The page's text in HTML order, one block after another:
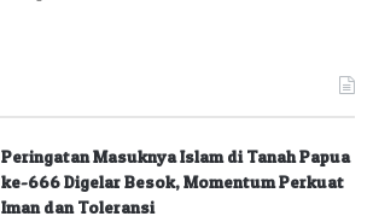
Peringatan Masuknya Islam di Tanah Papua
ke-666 Digelar Besok, Momentum Perkuat
Iman dan Toleransi